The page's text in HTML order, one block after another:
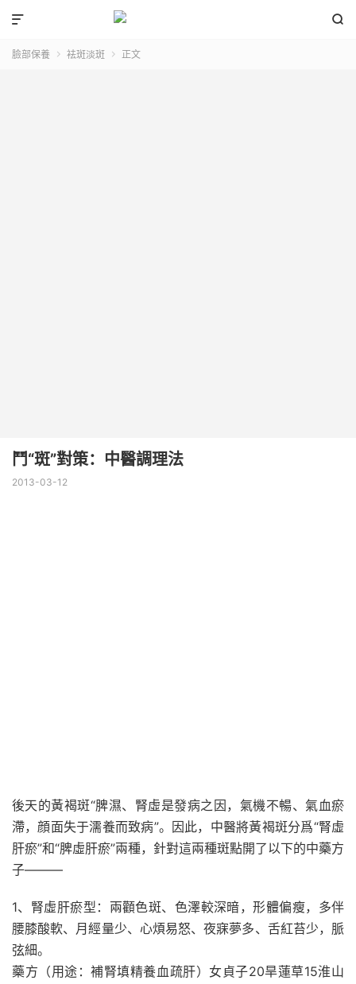


臉部保養  袪斑淡斑  正文
鬥“斑”對策：中醫調理法
2013-03-12
後天的黃褐斑“脾濕、腎虛是發病之因，氣機不暢、氣血瘀
滯，顔面失于濡養而致病”。因此，中醫將黃褐斑分爲“腎虛
肝瘀”和“脾虛肝瘀”兩種，針對這兩種斑點開了以下的中藥方
子———
1、腎虛肝瘀型：兩顴色斑、色澤較深暗，形體偏瘦，多伴
腰膝酸軟、月經量少、心煩易怒、夜寐夢多、舌紅苔少，脈
弦細。
藥方（用途：補腎填精養血疏肝）女貞子20旱蓮草15淮山